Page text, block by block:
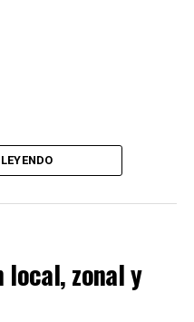
local, zonal y